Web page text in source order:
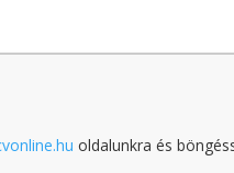
oldalunkra és